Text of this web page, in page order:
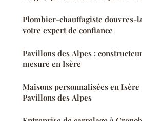
Plombier-chauffagiste douvres-
votre expert de confiance
Pavillons des Alpes :
mesure en Isère
Maisons personnalisées en Isère
Pavillons des Alpes